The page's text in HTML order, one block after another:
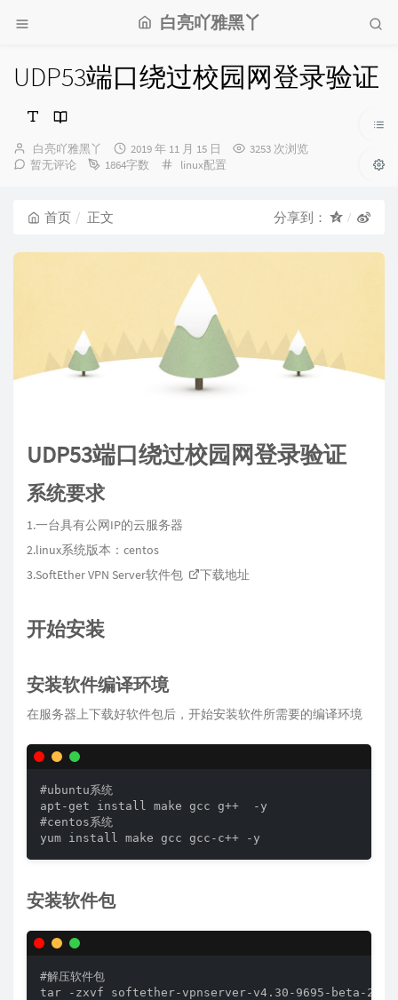
白亮吖雅黑丫
UDP53端口绕过校园网登录验证
博
主：
白亮吖雅黑丫
发
布
2019 年 11 月 15 日
3253 次浏览
暂无评论
1864字数
分
linux配置
首页 正文 分享到：
UDP53端口绕过校园网登录验证
系统要求
1.一台具有公网IP的云服务器
2.linux系统版本：centos
3.SoftEther VPN Server软件包
下载地址
开始安装
安装软件编译环境
在服务器上下载好软件包后，开始安装软件所需要的编译环境
#ubuntu系统
apt-get install make gcc g++  -y
#centos系统
yum install make gcc gcc-c++ -y
安装软件包
#解压软件包
tar -zxvf softether-vpnserver-v4.30-9695-beta-